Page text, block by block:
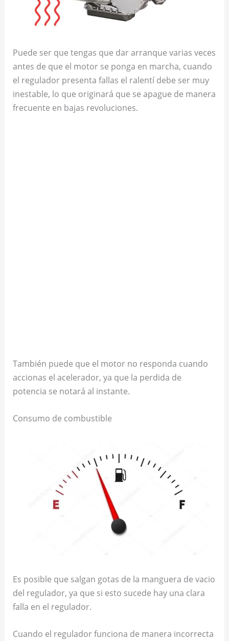
Puede ser que tengas que dar arranque varias veces
antes de que el motor se ponga en marcha, cuando
el regulador presenta fallas el ralentí debe ser muy
inestable, lo que originará que se apague de manera
frecuente en bajas revoluciones.
También puede que el motor no responda cuando
accionas el acelerador, ya que la perdida de
potencia se notará al instante.
Consumo de combustible
Es posible que salgan gotas de la manguera de vacio
del regulador, ya que si esto sucede hay una clara
falla en el regulador.
Cuando el regulador funciona de manera incorrecta